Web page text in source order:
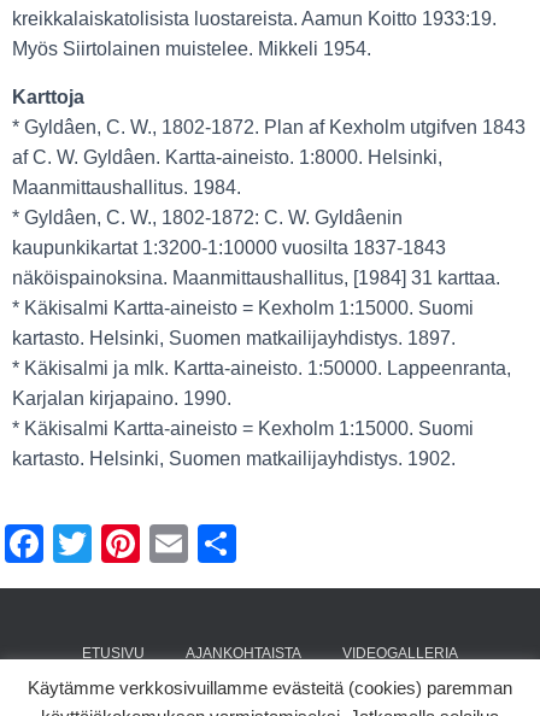
kreikkalaiskatolisista luostareista. Aamun Koitto 1933:19.
Myös Siirtolainen muistelee. Mikkeli 1954.
Karttoja
* Gyldâen, C. W., 1802-1872. Plan af Kexholm utgifven 1843
af C. W. Gyldâen. Kartta-aineisto. 1:8000. Helsinki,
Maanmittaushallitus. 1984.
* Gyldâen, C. W., 1802-1872: C. W. Gyldâenin
kaupunkikartat 1:3200-1:10000 vuosilta 1837-1843
näköispainoksina. Maanmittaushallitus, [1984] 31 karttaa.
* Käkisalmi Kartta-aineisto = Kexholm 1:15000. Suomi
kartasto. Helsinki, Suomen matkailijayhdistys. 1897.
* Käkisalmi ja mlk. Kartta-aineisto. 1:50000. Lappeenranta,
Karjalan kirjapaino. 1990.
* Käkisalmi Kartta-aineisto = Kexholm 1:15000. Suomi
kartasto. Helsinki, Suomen matkailijayhdistys. 1902.
F
a
e
b
T
wi
er
Pi
nt
e
st
E
m h
e
ETUSIVU AJANKOHTAISTA VIDEOGALLERIA
KÄKISALMI KÄKIPUOTI SÄÄTIÖ YHTEYSTIEDOT
Käytämme verkkosivuillamme evästeitä (cookies) paremman